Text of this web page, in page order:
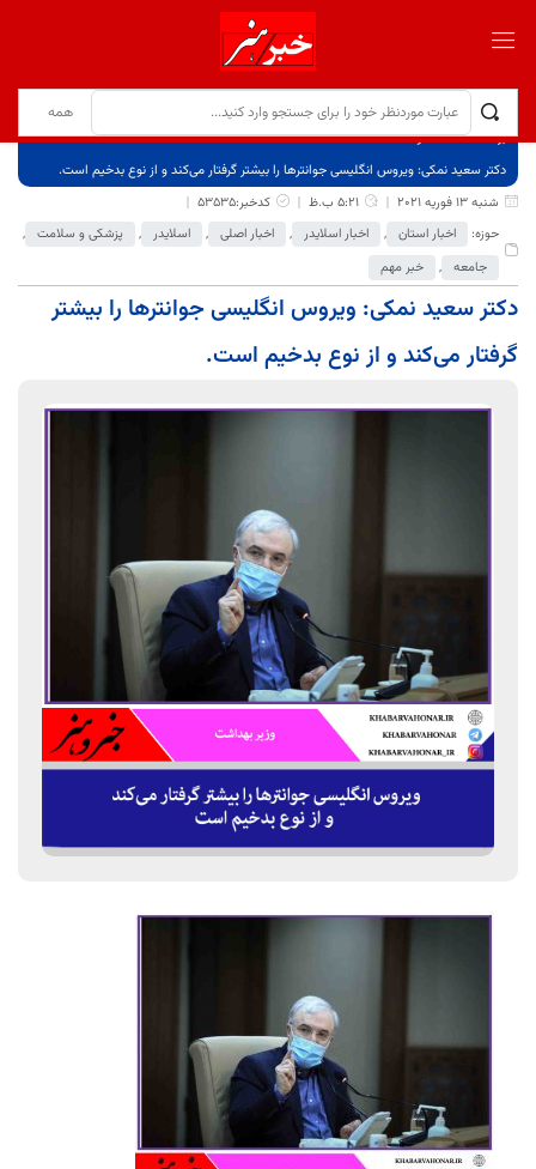
برگ نخست
نوشته‌ها
دکتر سعید نمکی: ویروس انگلیسی جوانترها را بیشتر گرفتار می‌کند و از نوع بدخیم است.
شنبه 13 فوریه 2021
5:21 ب.ظ
کدخبر:53535
حوزه:
اخبار استان , اخبار اسلایدر , اخبار اصلی , اسلایدر , پزشکی و سلامت ,
جامعه , خبر مهم
دکتر سعید نمکی: ویروس انگلیسی جوانترها را بیشتر
گرفتار می‌کند و از نوع بدخیم است.